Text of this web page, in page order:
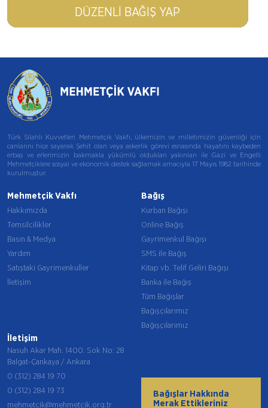
DÜZENLI BAĞIŞ YAP
Türk Silahlı Kuvvetleri Mehmetçik Vakfı, ülkemizin ve milletimizin güvenliği için
canlarını hiçe sayarak Şehit olan veya askerlik görevi esnasında hayatını kaybeden
erbaş ve erlerimizin bakmakla yükümlü oldukları yakınları ile Gazi ve Engelli
Mehmetçiklere sosyal ve ekonomik destek sağlamak amacıyla 17 Mayıs 1982 tarihinde
kurulmuştur.
Mehmetçik Vakfı
Hakkımızda
Temsilcilikler
Basın & Medya
Yardım
Satıştaki Gayrimenkuller
İletişim
Bağış
Kurban Bağışı
Online Bağış
Gayrimenkul Bağışı
SMS ile Bağış
Kitap vb. Telif Geliri Bağışı
Banka ile Bağış
Tüm Bağışlar
Bağışçılarımız
Bağışçılarımız
İletişim
Nasuh Akar Mah. 1400. Sok No: 28
Balgat-Çankaya / Ankara
0 (312) 284 19 70
0 (312) 284 19 73
mehmetcik@mehmetcik.org.tr
Bağışlar Hakkında
Merak Ettikleriniz